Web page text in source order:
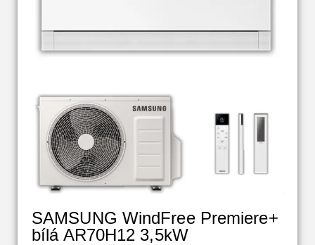
SAMSUNG WindFree Premiere+
bílá AR70H12 3,5kW